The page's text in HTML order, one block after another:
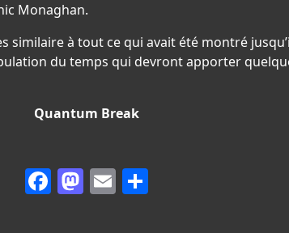
Monaghan.
similaire à tout ce qui avait été montré
du temps qui devront apporter
Quantum Break
Facebook
Mastodon
Email